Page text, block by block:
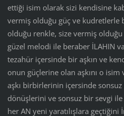
ettiği isim olarak sizi kendisine
vermiş olduğu güç ve kudretlerle
olduğu renkle, size vermiş
güzel melodi ile beraber İLAHIN
tezahür içersinde bir aşkın ve
onun güçlerine olan aşkını o
aşkı birbirlerinin içersinde
dönüşlerini ve sonsuz bir sevgi ile
her AN yeni yaratılışlara